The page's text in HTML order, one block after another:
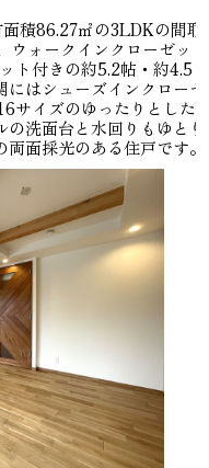
積86.27㎡の3LDKの間取
ォークインクローゼット
ト付きの約5.2帖・約4.5
はシューズインクローゼ
サイズのゆったりとした
洗面台と水回りもゆとり
面採光のある住戸です。